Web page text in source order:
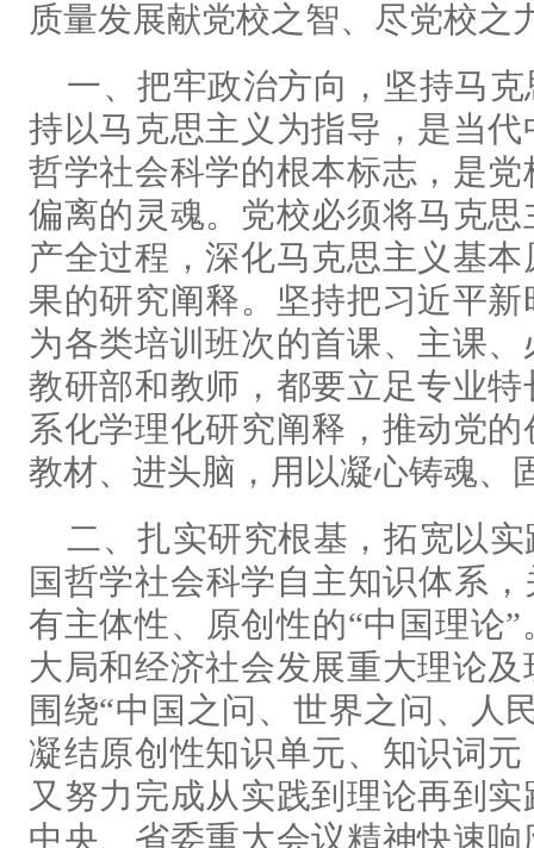
质量发展献党校之智、尽党校之
一、把牢政治方向，坚持马
持以马克思主义为指导，是当
哲学社会科学的根本标志，是
偏离的灵魂。党校必须将马克
产全过程，深化马克思主义基
果的研究阐释。坚持把习近平
为各类培训班次的首课、主课
教研部和教师，都要立足专业
系化学理化研究阐释，推动党
教材、进头脑，用以凝心铸魂、
二、扎实研究根基，拓宽以
国哲学社会科学自主知识体系
有主体性、原创性的“中国理论
大局和经济社会发展重大理论
围绕“中国之问、世界之问、人
凝结原创性知识单元、知识词
又努力完成从实践到理论再到
中央、省委重大会议精神快速